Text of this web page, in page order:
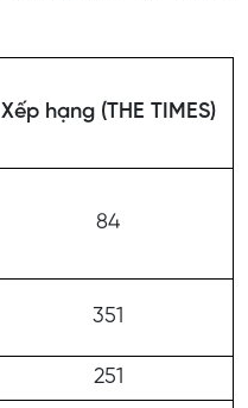
Xếp hạng (THE TIMES)
84
351
251